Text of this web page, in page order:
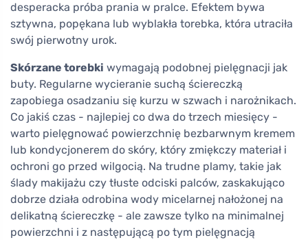
desperacka próba prania w pralce. Efektem bywa
sztywna, popękana lub wyblakła torebka, która utraciła
swój pierwotny urok.
Skórzane torebki wymagają podobnej pielęgnacji jak
buty. Regularne wycieranie suchą ściereczką
zapobiega osadzaniu się kurzu w szwach i narożnikach.
Co jakiś czas - najlepiej co dwa do trzech miesięcy -
warto pielęgnować powierzchnię bezbarwnym kremem
lub kondycjonerem do skóry, który zmiękczy materiał i
ochroni go przed wilgocią. Na trudne plamy, takie jak
ślady makijażu czy tłuste odciski palców, zaskakująco
dobrze działa odrobina wody micelarnej nałożonej na
delikatną ściereczkę - ale zawsze tylko na minimalnej
powierzchni i z następującą po tym pielęgnacją